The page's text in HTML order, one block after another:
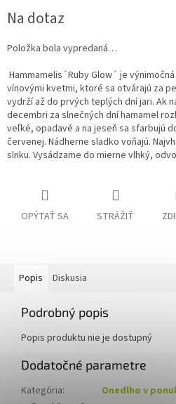
cena:
Na dotaz
Položka bola vypredaná…
Hammamelis´Ruby Glow´ je
vínovými kvetmi, ktoré sa otvárajú za
vydrží až do prvých teplých dní jari. Ak
decembri za slnečných dní hamamel
veľké, opadavé a na jeseň sa sfarbujú
červenej. Nádherne sladko voňajú.
slnku. Vysádzame do mierne vlhký,
OPÝTAŤ SA STRÁŽIŤ
Popis Diskusia
Podrobný popis
Popis produktu nie je dostupný
Dodatočné parametre
Kategória:
Onedlho v